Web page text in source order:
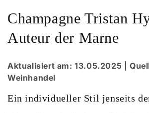
e
g
o
r
i
Champagne Tristan
Auteur der Marne
Aktualisiert am: 13.05.2025 |
Weinhandel
Ein individueller Stil jenseits